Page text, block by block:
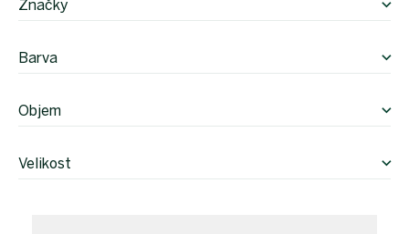
Značky
Barva
Objem
Velikost